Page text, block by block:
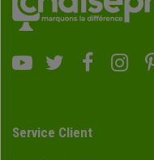
Service Client